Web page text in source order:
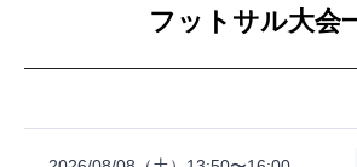
フットサル大会